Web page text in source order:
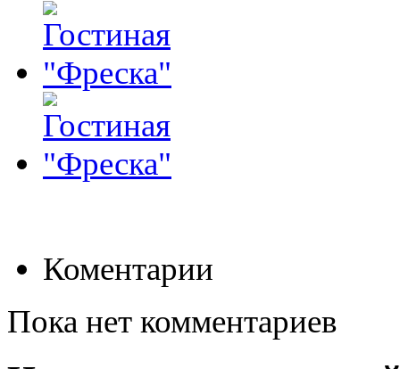
Коментарии
Пока нет комментариев